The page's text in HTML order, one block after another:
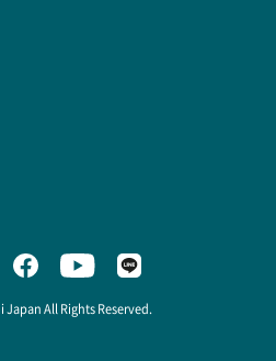
Japan All Rights Reserved.